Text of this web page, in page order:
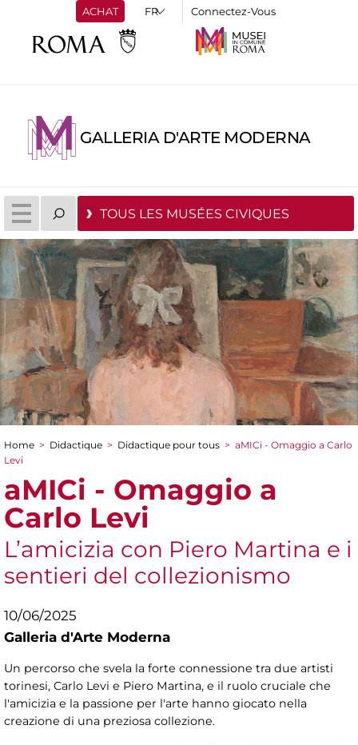
ACHAT Connectez-Vous
GALLERIA D'ARTE MODERNA
TOUS LES MUSÉES CIVIQUES
You are here
Home > Didactique > Didactique pour tous > aMICi - Omaggio a Carlo
Levi
aMICi - Omaggio a
Carlo Levi
L’amicizia con Piero Martina e i
sentieri del collezionismo
10/06/2025
Galleria d'Arte Moderna
Un percorso che svela la forte connessione tra due artisti
torinesi, Carlo Levi e Piero Martina, e il ruolo cruciale che
l'amicizia e la passione per l'arte hanno giocato nella
creazione di una preziosa collezione.